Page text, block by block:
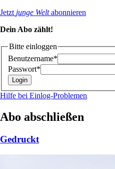
Jetzt junge Weltabonnieren
Dein Abo zählt!
Bitte einloggen
Benutzername*
Passwort*
Hilfe bei Einlog-Problemen
Abo abschließen
Gedruckt